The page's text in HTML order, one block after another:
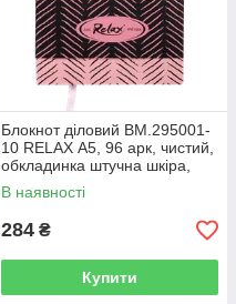
Блокнот діловий BM.295001-
10 RELAX А5, 96 арк, чистий,
обкладинка штучна шкіра,
рожевий (50)
В наявності
284 ₴
Купити